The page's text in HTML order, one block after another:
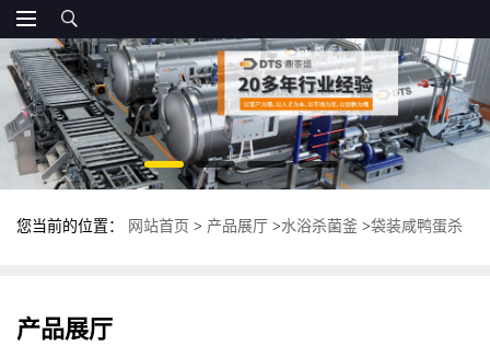
您当前的位置： 网站首页 > 产品展厅 >水浴杀菌釜 >袋装咸鸭蛋杀
产品展厅